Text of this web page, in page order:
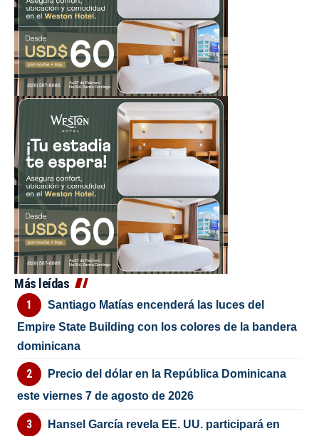
Más leídas
Santiago Matías encenderá las luces del
Empire State Building con los colores de la bandera
dominicana
Precio del dólar en la República Dominicana
este viernes 7 de agosto de 2026
Hansel García revela EE. UU. participará en